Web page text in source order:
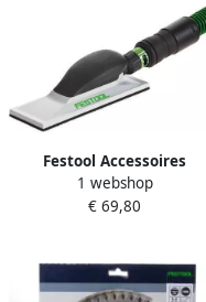
Festool Accessoires
Schuurblok | HSK-A 80x200
496965
1 webshop
€ 69,80